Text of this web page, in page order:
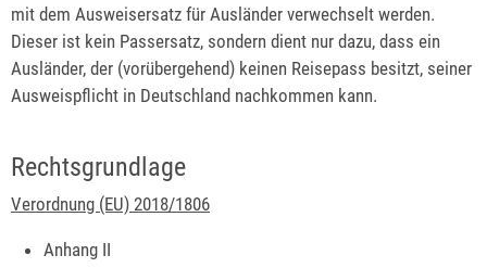
mit dem Ausweisersatz für Ausländer verwechselt werden.
Dieser ist kein Passersatz, sondern dient nur dazu, dass ein
Ausländer, der (vorübergehend) keinen Reisepass besitzt, seiner
Ausweispflicht in Deutschland nachkommen kann.
Rechtsgrundlage
Verordnung (EU) 2018/1806
Anhang II